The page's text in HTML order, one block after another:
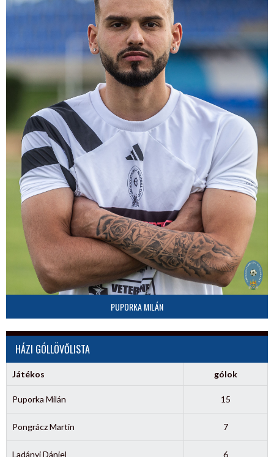
PUPORKA MILÁN
HÁZI GÓLLÖVŐLISTA
Játékos gólok
Puporka Milán 15
Pongrácz Martin 7
Ladányi Dániel 6